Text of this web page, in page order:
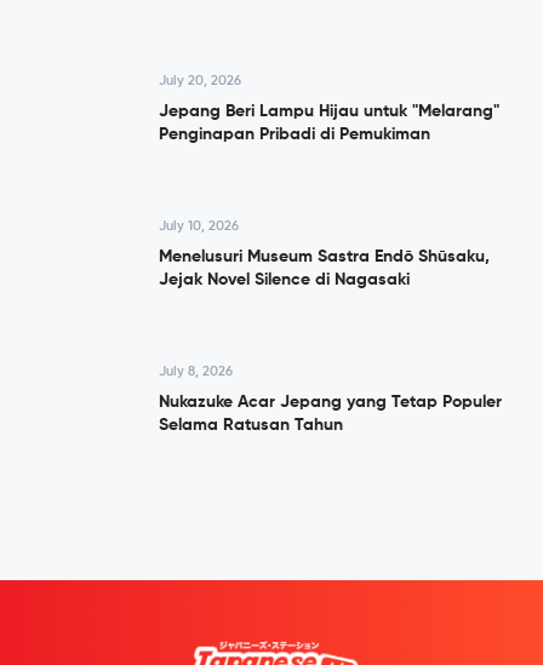
July 20, 2026
Jepang Beri Lampu Hijau untuk "Melarang"
Penginapan Pribadi di Pemukiman
July 10, 2026
Menelusuri Museum Sastra Endō Shūsaku,
Jejak Novel Silence di Nagasaki
July 8, 2026
Nukazuke Acar Jepang yang Tetap Populer
Selama Ratusan Tahun